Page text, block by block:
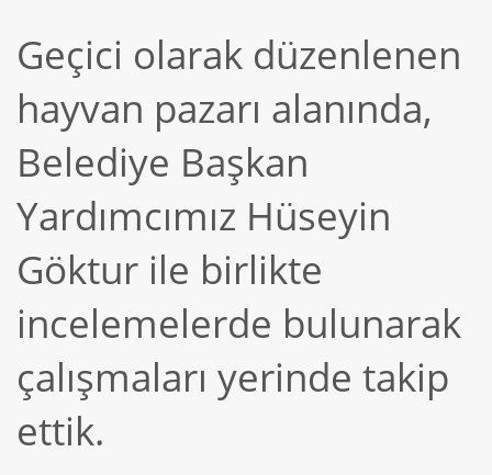
Geçici olarak düzenlenen
hayvan pazarı alanında,
Belediye Başkan
Yardımcımız Hüseyin
Göktur ile birlikte
incelemelerde bulunarak
çalışmaları yerinde takip
ettik.